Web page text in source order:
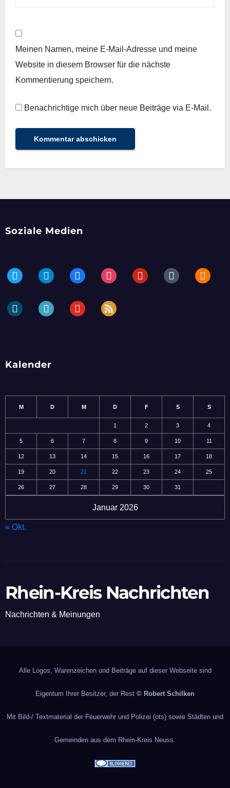
Meinen Namen, meine E-Mail-Adresse und meine
Website in diesem Browser für die nächste
Kommentierung speichern.
Benachrichtige mich über neue Beiträge via E-Mail.
Soziale Medien
twitter telegramfacebookinstagrampinteresttumblr blogger
dailymotionperiscopeyoutube rss
Kalender
Januar 2026
M D M D F S S
1 2 3 4
5 6 7 8 9 10 11
12 13 14 15 16 17 18
19 20 21 22 23 24 25
26 27 28 29 30 31
« Okt.
Rhein-Kreis Nachrichten
Nachrichten & Meinungen
Alle Logos, Warenzeichen und Beiträge auf dieser Webseite sind
Eigentum Ihrer Besitzer, der Rest © Robert Schilken
Mit Bild-/ Textmaterial der Feuerwehr und Polizei (ots) sowie Städten und
Gemeinden aus dem Rhein-Kreis Neuss.